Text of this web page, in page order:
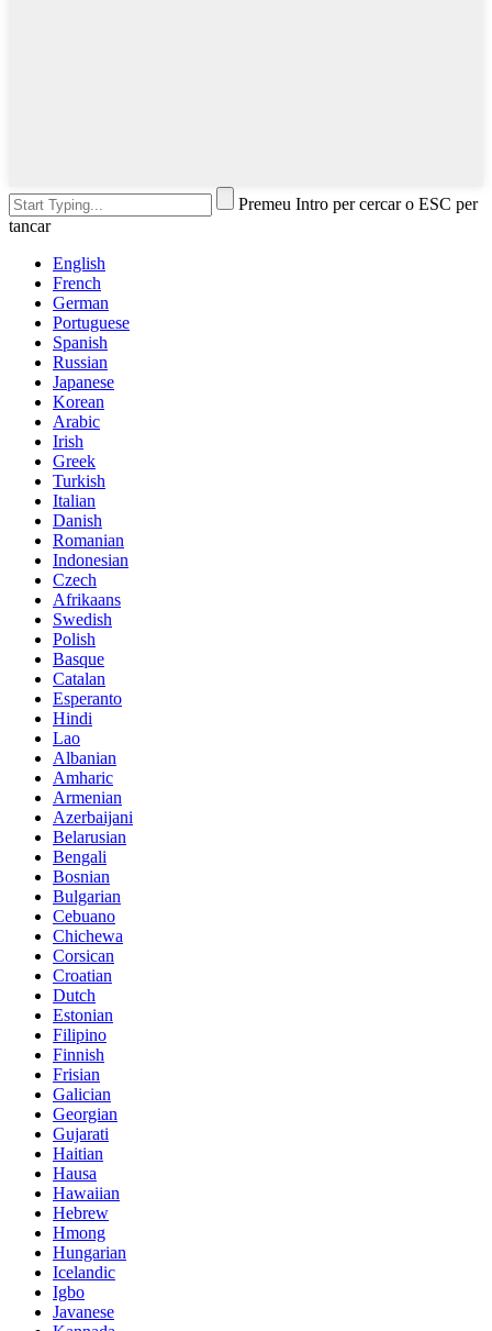
Premeu Intro per cercar o ESC per
tancar
English
French
German
Portuguese
Spanish
Russian
Japanese
Korean
Arabic
Irish
Greek
Turkish
Italian
Danish
Romanian
Indonesian
Czech
Afrikaans
Swedish
Polish
Basque
Catalan
Esperanto
Hindi
Lao
Albanian
Amharic
Armenian
Azerbaijani
Belarusian
Bengali
Bosnian
Bulgarian
Cebuano
Chichewa
Corsican
Croatian
Dutch
Estonian
Filipino
Finnish
Frisian
Galician
Georgian
Gujarati
Haitian
Hausa
Hawaiian
Hebrew
Hmong
Hungarian
Icelandic
Igbo
Javanese